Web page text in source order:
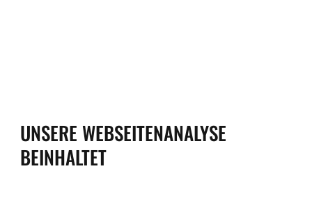
UNSERE WEBSEITENANALYSE
BEINHALTET